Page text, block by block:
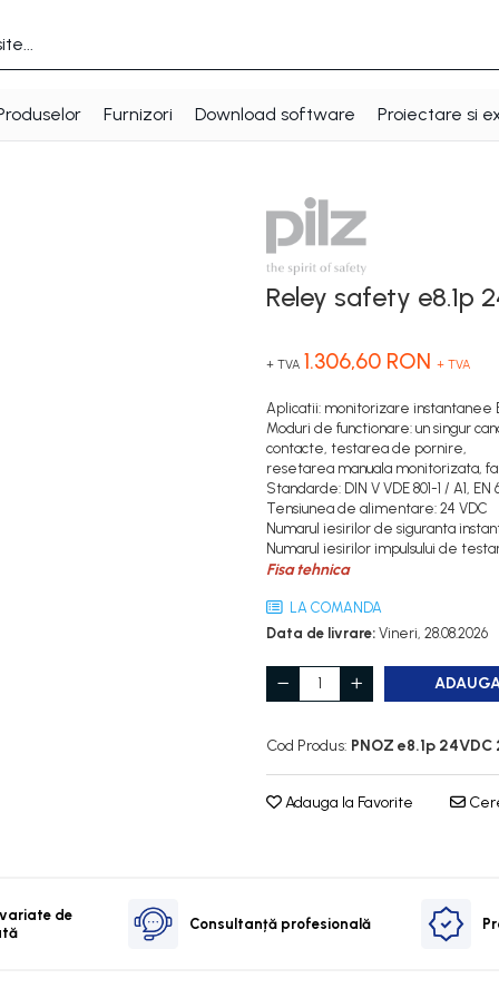
Furnizori Download software Proiectare si
Reley safety e8.1p
+ TVA 1.306,60 RON + TVA
Aplicatii: monitorizare
Moduri de functionare: un singur
contacte, testarea de pornire,
resetarea manuala monitorizata,
Standarde: DIN V VDE 801-1 / A1, EN
Tensiunea de alimentare: 24 VDC
Numarul iesirilor de siguranta
Numarul iesirilor impulsului de
Fisa tehnica
LA COMANDA
Data de livrare: Vineri, 28.08.2026
Cod Produs: PNOZ e8.1p 24VDC
Adauga la Favorite
de
Consultanță profesională